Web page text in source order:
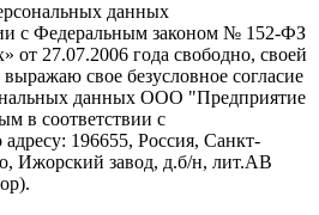
данных
с Федеральным законом № 152-ФЗ
от 27.07.2006 года свободно, своей
свое безусловное согласие
данных ООО "Предприятие
в соответствии с
196655, Россия, Санкт-
Ижорский завод, д.б/н, лит.АВ